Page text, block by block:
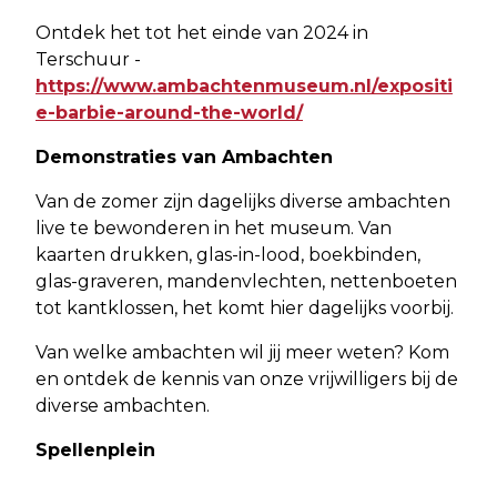
Ontdek het tot het einde van 2024 in
Terschuur -
https://www.ambachtenmuseum.nl/expositi
e-barbie-around-the-world/
Demonstraties van Ambachten
Van de zomer zijn dagelijks diverse ambachten
live te bewonderen in het museum. Van
kaarten drukken, glas-in-lood, boekbinden,
glas-graveren, mandenvlechten, nettenboeten
tot kantklossen, het komt hier dagelijks voorbij.
Van welke ambachten wil jij meer weten? Kom
en ontdek de kennis van onze vrijwilligers bij de
diverse ambachten.
Spellenplein